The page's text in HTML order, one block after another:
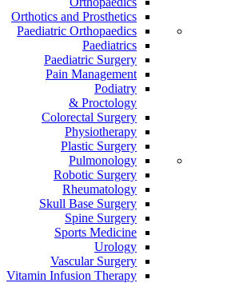
Orthotics and Prosthetics
Paediatric Orthopaedics
Paediatrics
Paediatric Surgery
Pain Management
Podiatry
Proctology &
Colorectal Surgery
Physiotherapy
Plastic Surgery
Pulmonology
Robotic Surgery
Rheumatology
Skull Base Surgery
Spine Surgery
Sports Medicine
Urology
Vascular Surgery
Vitamin Infusion Therapy